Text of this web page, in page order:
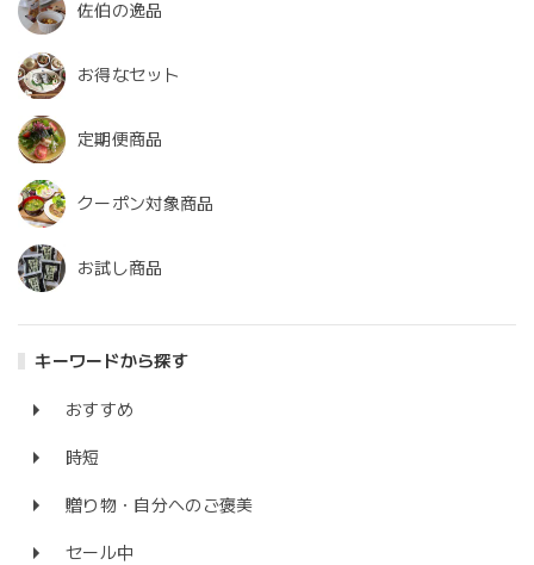
佐伯の逸品
お得なセット
定期便商品
クーポン対象商品
お試し商品
キーワードから探す
おすすめ
時短
贈り物・自分へのご褒美
セール中